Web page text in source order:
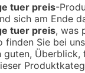
tuer preis-
sich am Ende
tuer preis, was
finden Sie bei
guten, Überblick,